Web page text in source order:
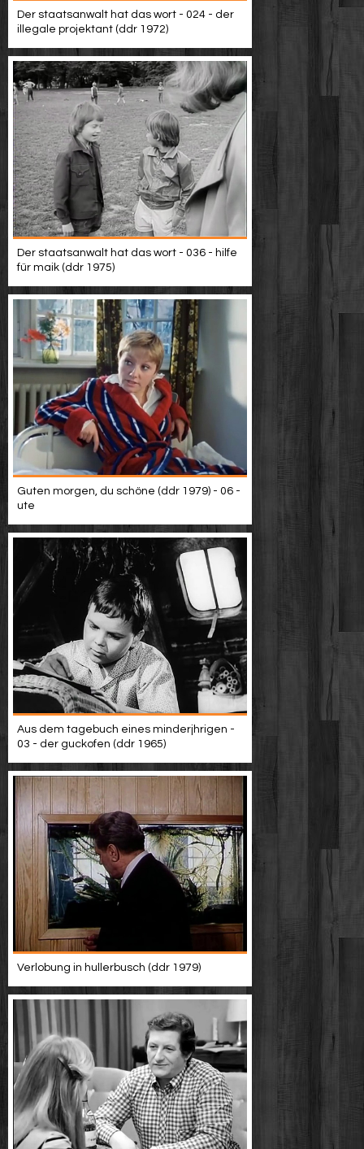
Der staatsanwalt hat das wort - 024 - der
illegale projektant (ddr 1972)
Der staatsanwalt hat das wort - 036 - hilfe
für maik (ddr 1975)
Guten morgen, du schöne (ddr 1979) - 06 -
ute
Aus dem tagebuch eines minderjhrigen -
03 - der guckofen (ddr 1965)
Verlobung in hullerbusch (ddr 1979)